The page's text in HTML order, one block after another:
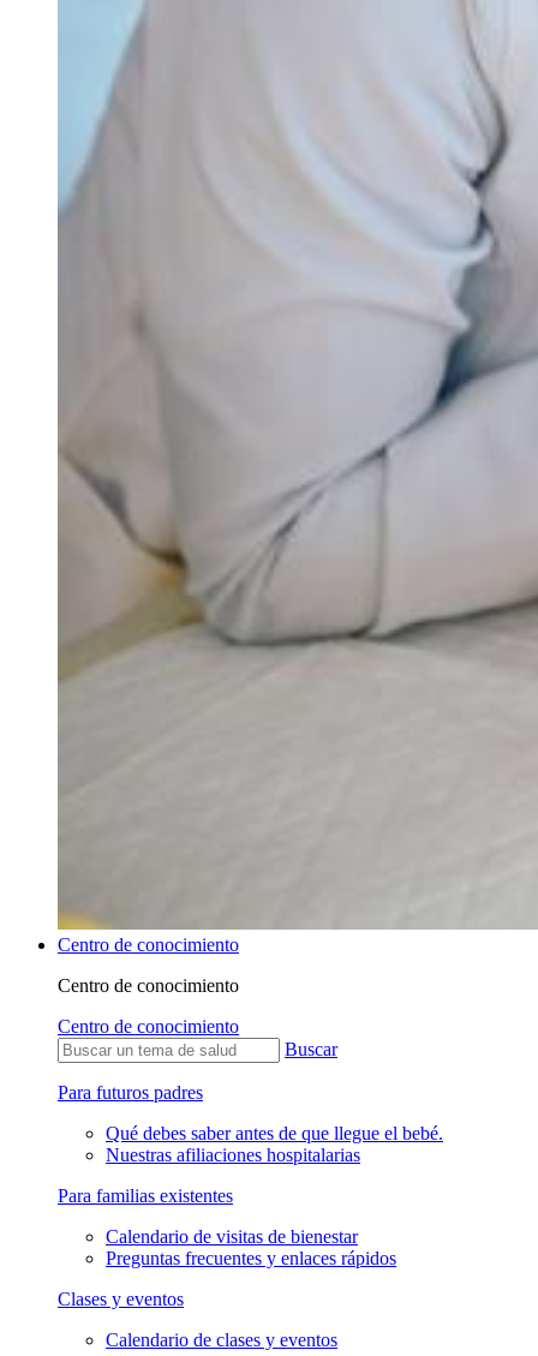
Centro de conocimiento
Centro de conocimiento
Centro de conocimiento
Buscar
Para futuros padres
Qué debes saber antes de que llegue el bebé.
Nuestras afiliaciones hospitalarias
Para familias existentes
Calendario de visitas de bienestar
Preguntas frecuentes y enlaces rápidos
Clases y eventos
Calendario de clases y eventos